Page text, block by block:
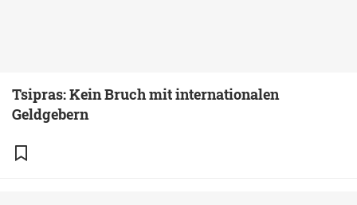
Tsipras: Kein Bruch mit internationalen
Geldgebern